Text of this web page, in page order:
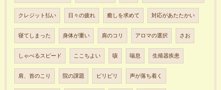
クレジット払い 日々の疲れ 癒しを求めて 対応があたたかい
寝てしまった 身体が重い 肩のコリ アロマの選択 さお
しゃべるスピード ここちよい 咳 喘息 生殖器疾患
肩、首のこり 院の課題 ピリピリ 声が落ち着く